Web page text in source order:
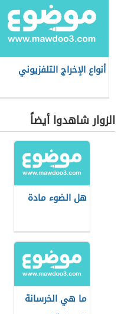
أنواع الإخراج التلفزيوني
الزوار شاهدوا أيضاً
هل الضوء مادة
ما هي الخرسانة